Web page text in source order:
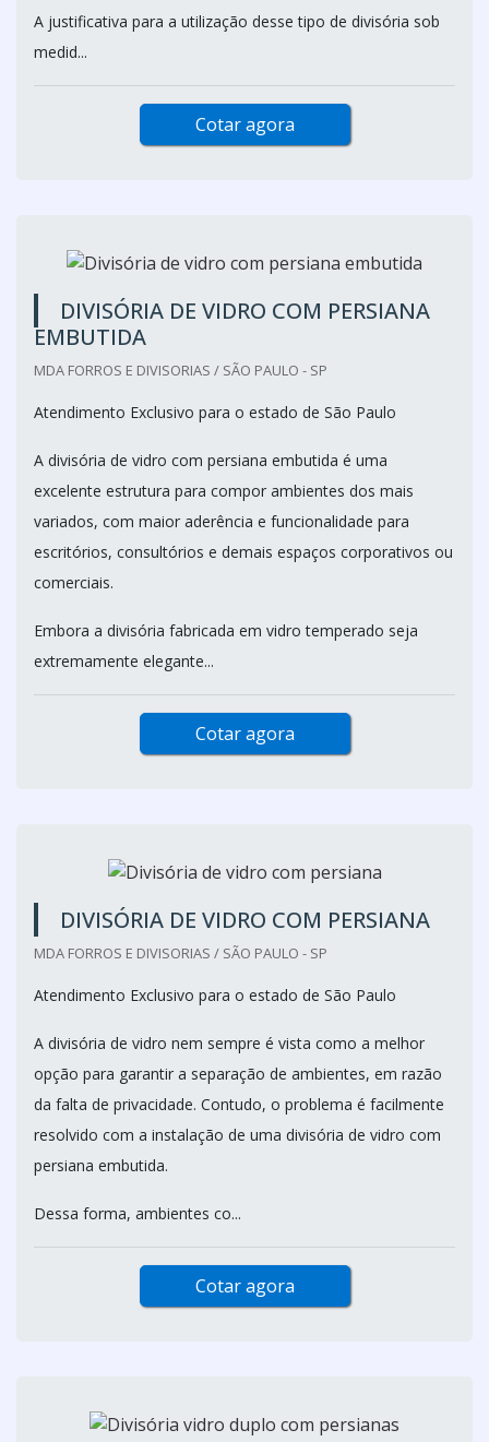
A justificativa para a utilização desse tipo de divisória sob
medid...
Cotar agora
DIVISÓRIA DE VIDRO COM PERSIANA
EMBUTIDA
MDA FORROS E DIVISORIAS / SÃO PAULO - SP
Atendimento Exclusivo para o estado de São Paulo
A divisória de vidro com persiana embutida é uma
excelente estrutura para compor ambientes dos mais
variados, com maior aderência e funcionalidade para
escritórios, consultórios e demais espaços corporativos ou
comerciais.
Embora a divisória fabricada em vidro temperado seja
extremamente elegante...
Cotar agora
DIVISÓRIA DE VIDRO COM PERSIANA
MDA FORROS E DIVISORIAS / SÃO PAULO - SP
Atendimento Exclusivo para o estado de São Paulo
A divisória de vidro nem sempre é vista como a melhor
opção para garantir a separação de ambientes, em razão
da falta de privacidade. Contudo, o problema é facilmente
resolvido com a instalação de uma divisória de vidro com
persiana embutida.
Dessa forma, ambientes co...
Cotar agora